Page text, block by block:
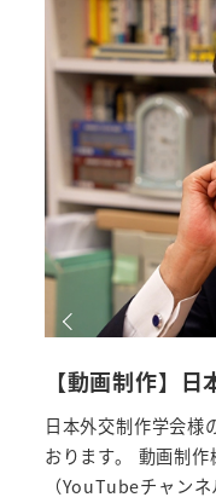
【動画制作】
日本外交制作学会様
おります。 動画制
（YouTubeチャンネ